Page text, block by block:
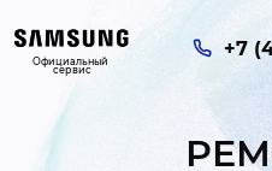
Официальный
сервис
+7